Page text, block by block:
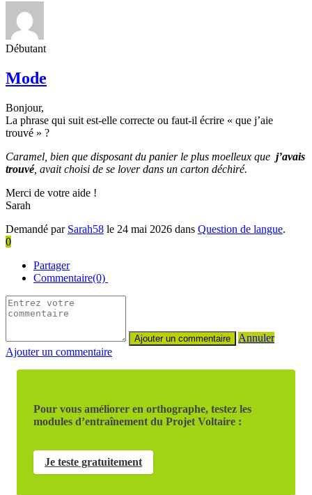
Débutant
Mode
Bonjour,
La phrase qui suit est-elle correcte ou faut-il écrire « que j’aie
trouvé » ?
Caramel, bien que disposant du panier le plus moelleux que j’avais
trouvé, avait choisi de se lover dans un carton déchiré.
Merci de votre aide !
Sarah
Demandé par Sarah58 le 24 mai 2026 dans Question de langue.
0
Partager
Commentaire(0)
Annuler
Ajouter un commentaire
Pour vous améliorer en orthographe, testez les
modules d’entraînement du Projet Voltaire :
Je teste gratuitement